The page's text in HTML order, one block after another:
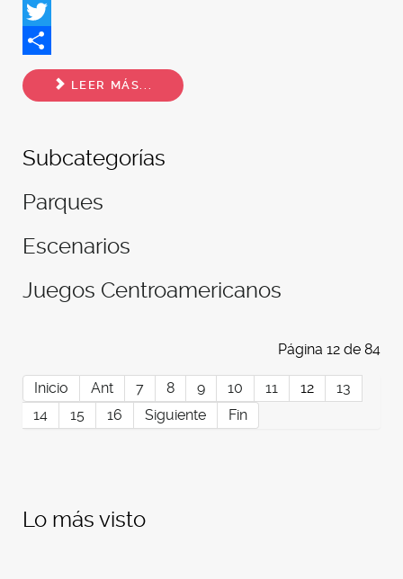
Facebook
Twitter
Share
LEER MÁS...
Subcategorías
Parques
Escenarios
Juegos Centroamericanos
Página 12 de 84
Inicio Ant 7 8 9 10 11 12
13
14
15 16 Siguiente Fin
Lo más visto